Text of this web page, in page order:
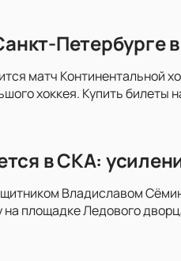
Петербурге
матч Континентальной
хоккея. Купить
в СКА:
Владиславом
площадке Ледового